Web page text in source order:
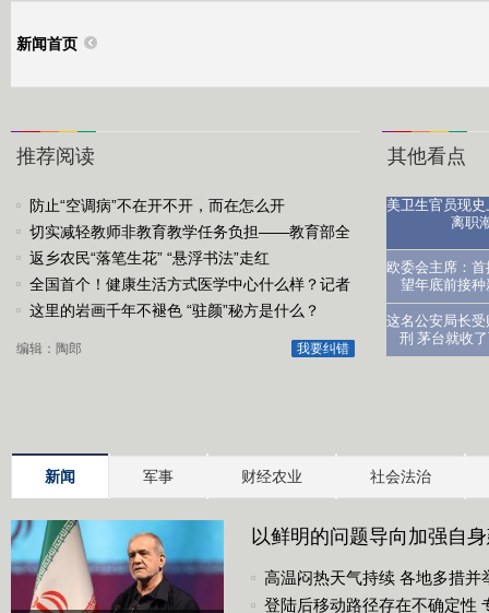
新闻首页
推荐阅读
防止“空调病”不在开不开，而在怎么开
切实减轻教师非教育教学任务负担——教育部全
力推动教师减负工作..
返乡农民“落笔生花” “悬浮书法”走红
全国首个！健康生活方式医学中心什么样？记者
探访
这里的岩画千年不褪色 “驻颜”秘方是什么？
我要纠错
编辑：陶郎
其他看点
美卫生官员现
离职
医生：让
欧委会主席：
望年底前接
这名公安局长
刑 茅台就收
新闻 军事 财经农业 社会法治
以鲜明的问题导向加强自
论品格系列述评之三
高温闷热天气持续 各地多措并
登陆后移动路径存在不确定性